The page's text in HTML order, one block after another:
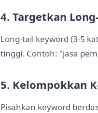
4. Targetkan
Long-tail keyword (3-5
tinggi. Contoh: "jasa
5. Kelompokkan
Pisahkan keyword